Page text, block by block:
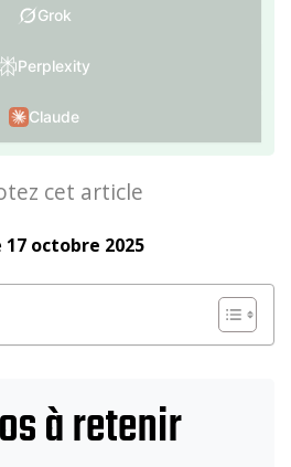
Grok
Perplexity
Claude
cet article
17 octobre 2025
à retenir